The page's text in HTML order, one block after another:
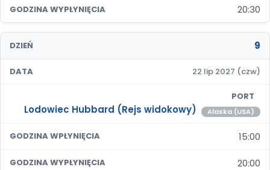
GODZINA WYPŁYNIĘCIA 20:30
DZIEŃ 9
DATA 22 lip 2027 (czw)
PORT
Lodowiec Hubbard (Rejs widokowy) Alaska (USA)
GODZINA WPŁYNIĘCIA 15:00
GODZINA WYPŁYNIĘCIA 20:00